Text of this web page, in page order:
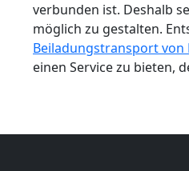
verbunden ist. Deshalb
möglich zu gestalten.
Beiladungstransport von
einen Service zu bieten,